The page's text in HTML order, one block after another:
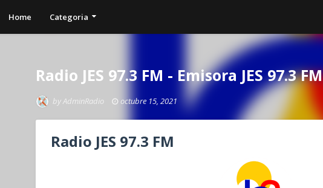
Home Categoria
Radio JES 97.3 FM - Emisora JES 97.3 FM
byAdminRadio octubre 15, 2021
Radio JES 97.3 FM